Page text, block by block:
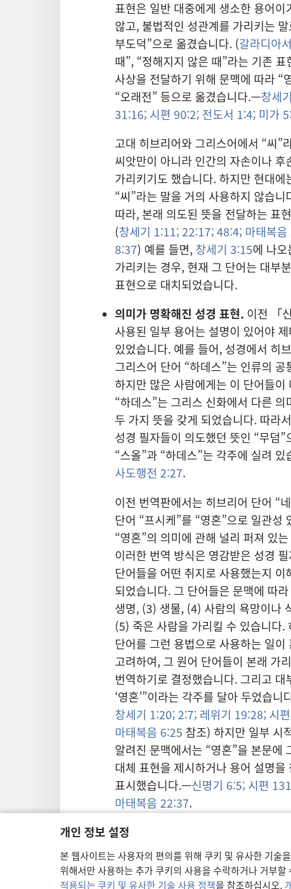
개인 정보 설정
본 웹사이트는 사용자의 편의를 위해 쿠키 및 유사한 기술
위해서만 사용하는 추가 쿠키의 사용을 수락하거나 거부
적용되는 쿠키 및 유사한 기술 사용 정책을 참조하십시오.
표현은 일반 대중에게 생소한 용어이
않고, 불법적인 성관계를 가리키는
부도덕”으로 옮겼습니다. (갈라디아
때”, “정해지지 않은 때”라는 기존 표
사상을 전달하기 위해 문맥에 따라 “
“오래전” 등으로 옮겼습니다.—창세
31:16;시편 90:2;전도서 1:4;미가
고대 히브리어와 그리스어에서 “씨”
씨앗만이 아니라 인간의 자손이나 후
가리키기도 했습니다. 하지만 현대에
“씨”라는 말을 거의 사용하지 않습니
따라, 본래 의도된 뜻을 전달하는 표
(창세기 1:11;22:17;48:4;마태복
8:37) 예를 들면, 창세기 3:15에 나
가리키는 경우, 현재 그 단어는 대부
표현으로 대치되었습니다.
의미가 명확해진 성경 표현. 이전 「
사용된 일부 용어는 설명이 있어야
있었습니다. 예를 들어, 성경에서 히
그리스어 단어 “하데스”는 인류의
하지만 많은 사람에게는 이 단어들이
“하데스”는 그리스 신화에서 다른 의
두 가지 뜻을 갖게 되었습니다. 따라
성경 필자들이 의도했던 뜻인 “무덤”
“스올”과 “하데스”는 각주에 실려
사도행전 2:27.
이전 번역판에서는 히브리어 단어 “
단어 “프시케”를 “영혼”으로 일관성
“영혼”의 의미에 관해 널리 퍼져 있
이러한 번역 방식은 영감받은 성경
단어들을 어떤 취지로 사용했는지 이
되었습니다. 그 단어들은 문맥에 따
생명, (3) 생물, (4) 사람의 욕망이나
(5) 죽은 사람을 가리킬 수 있습니다.
단어를 그런 용법으로 사용하는 일이
고려하여, 그 원어 단어들이 본래 가
번역하기로 결정했습니다. 그리고 대
‘영혼’”이라는 각주를 달아 두었습니
창세기 1:20;2:7;레위기 19:28;시
마태복음 6:25 참조) 하지만 일부 시
알려진 문맥에서는 “영혼”을 본문에
대체 표현을 제시하거나 용어 설명을
표시했습니다.—신명기 6:5;시편
마태복음 22:37.
이와 비슷하게, “신장”이라는 단어가
가리킬 때에는 그대로 옮겼지만,시
요한 계시록 2:23에서처럼 비유적으
본래 의도된 사상 즉 “가장 깊은 감